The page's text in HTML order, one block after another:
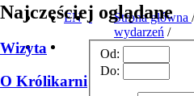
Najczęściej oglądane
Wizyta
O Królikarni
EN Strona główna /
wydarzeń /
Od:
Do: